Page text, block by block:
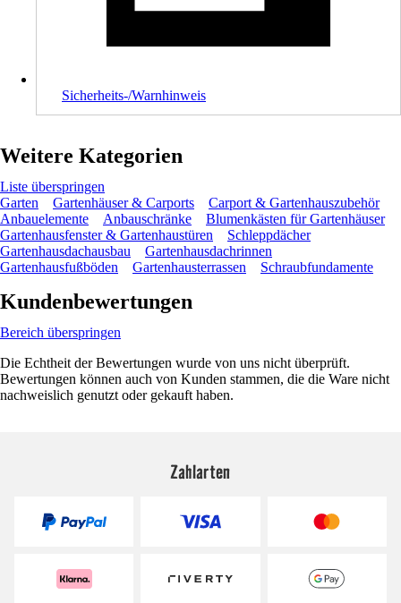
Sicherheits-/Warnhinweis
Weitere Kategorien
Liste überspringen
Garten
Gartenhäuser & Carports
Carport & Gartenhauszubehör
Anbauelemente
Anbauschränke
Blumenkästen für Gartenhäuser
Gartenhausfenster & Gartenhaustüren
Schleppdächer
Gartenhausdachausbau
Gartenhausdachrinnen
Gartenhausfußböden
Gartenhausterrassen Schraubfundamente
Kundenbewertungen
Bereich überspringen
Die Echtheit der Bewertungen wurde von uns nicht überprüft.
Bewertungen können auch von Kunden stammen, die die Ware nicht
nachweislich genutzt oder gekauft haben.
Zahlarten